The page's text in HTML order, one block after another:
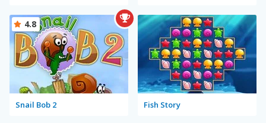
Snail Bob 2
4.8
Fish Story